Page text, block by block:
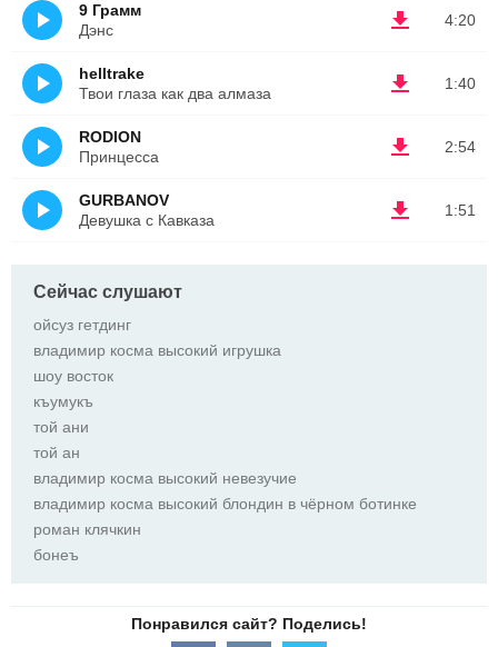
4:20
9 Грамм
Дэнс
1:40
helltrake
Твои глаза как два алмаза
2:54
RODION
Принцесса
1:51
GURBANOV
Девушка с Кавказа
Сейчас слушают
ойсуз гетдинг
владимир косма высокий игрушка
шоу восток
къумукъ
той ани
той ан
владимир косма высокий невезучие
владимир косма высокий блондин в чёрном ботинке
роман клячкин
бонеъ